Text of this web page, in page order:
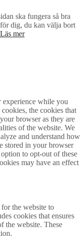
ska fungera så bra
dig, du kan välja bort
Läs mer
experience while you
the cookies that
browser as they are
of the website. We
and understand how
stored in your browser
to opt-out of these
may have an effect
for the website to
cookies that ensures
the website. These